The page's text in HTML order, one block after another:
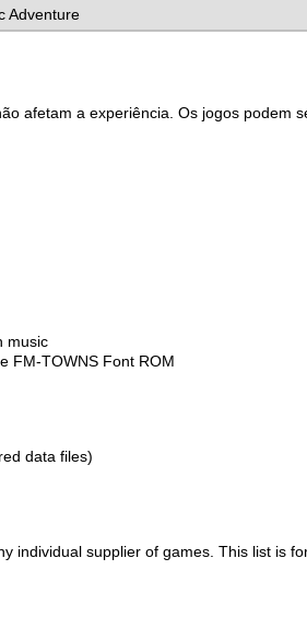
Adventure
afetam a experiência. Os jogos podem
music
FM-TOWNS Font ROM
data files)
individual supplier of games. This list is